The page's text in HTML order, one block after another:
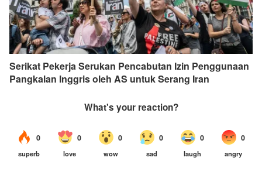
Serikat Pekerja Serukan Pencabutan Izin Penggunaan
Pangkalan Inggris oleh AS untuk Serang Iran